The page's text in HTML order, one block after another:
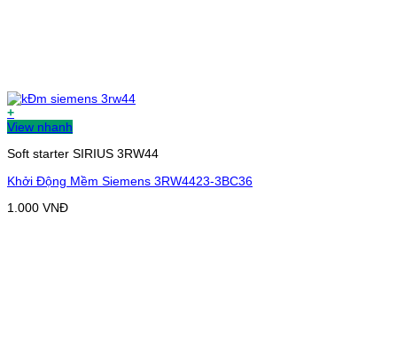
+
View nhanh
Soft starter SIRIUS 3RW44
Khởi Động Mềm Siemens 3RW4423-3BC36
1.000 VNĐ